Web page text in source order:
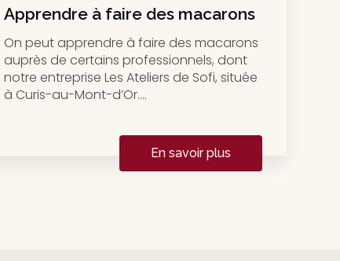
Apprendre à faire des macarons
On peut apprendre à faire des macarons
auprès de certains professionnels, dont
notre entreprise Les Ateliers de Sofi, située
à Curis-au-Mont-d’Or....
En savoir plus